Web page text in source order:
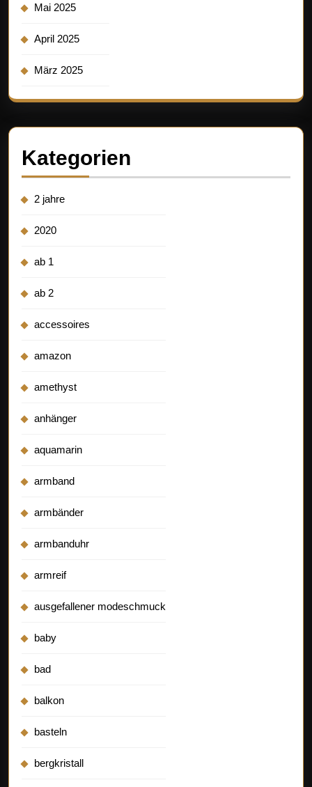
Mai 2025
April 2025
März 2025
Kategorien
2 jahre
2020
ab 1
ab 2
accessoires
amazon
amethyst
anhänger
aquamarin
armband
armbänder
armbanduhr
armreif
ausgefallener modeschmuck
baby
bad
balkon
basteln
bergkristall